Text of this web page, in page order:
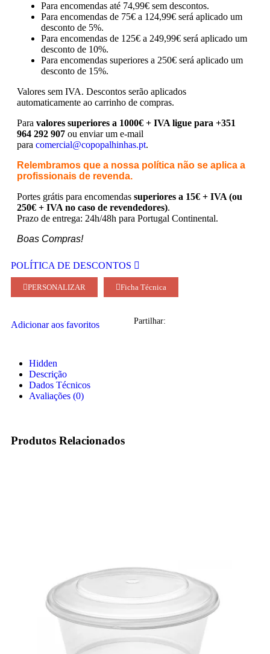
Para encomendas até 74,99€ sem descontos.
Para encomendas de 75€ a 124,99€ será aplicado um
desconto de 5%.
Para encomendas de 125€ a 249,99€ será aplicado um
desconto de 10%.
Para encomendas superiores a 250€ será aplicado um
desconto de 15%.
Valores sem IVA. Descontos serão aplicados
automaticamente ao carrinho de compras.
Para valores superiores a 1000€ + IVA ligue para +351
964 292 907 ou enviar um e-mail
para comercial@copopalhinhas.pt.
Relembramos que a nossa política não se aplica a
profissionais de revenda.
Portes grátis para encomendas superiores a 15€ + IVA (ou
250€ + IVA no caso de revendedores).
Prazo de entrega: 24h/48h para Portugal Continental.
Boas Compras!
POLÍTICA DE DESCONTOS
PERSONALIZAR Ficha Técnica
Adicionar aos favoritos Partilhar:
Hidden
Descrição
Dados Técnicos
Avaliações (0)
Produtos Relacionados